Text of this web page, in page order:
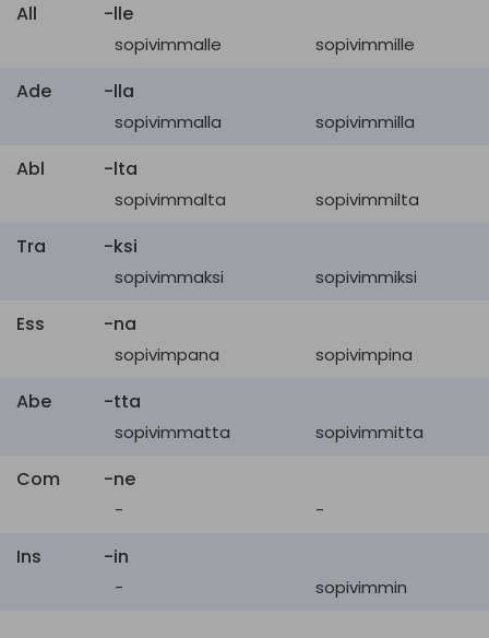
All -lle
sopivimmalle sopivimmille
Ade -lla
sopivimmalla sopivimmilla
Abl -lta
sopivimmalta sopivimmilta
Tra -ksi
sopivimmaksi sopivimmiksi
Ess -na
sopivimpana sopivimpina
Abe -tta
sopivimmatta sopivimmitta
Com -ne
- -
Ins -in
- sopivimmin